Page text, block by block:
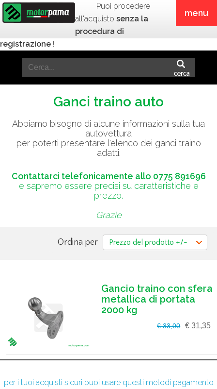
menu
Puoi procedere
all'acquisto senza la
procedura di
registrazione !
Ganci traino auto
Abbiamo bisogno di alcune informazioni sulla tua
autovettura
per poterti presentare l'elenco dei ganci traino
adatti.
Contattarci telefonicamente allo 0775 891696
e sapremo essere precisi su caratteristiche e
prezzo.
Grazie
Ordina per Prezzo del prodotto +/-
Gancio traino con sfera
metallica di portata
2000 kg
€ 33,00 € 31,35
per i tuoi acquisti sicuri puoi usare questi metodi pagamento